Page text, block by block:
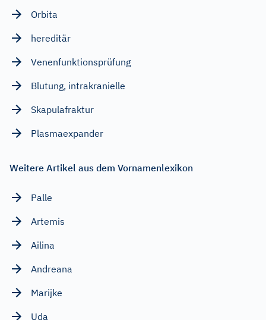
Orbita
hereditär
Venenfunktionsprüfung
Blutung, intrakranielle
Skapulafraktur
Plasmaexpander
Weitere Artikel aus dem Vornamenlexikon
Palle
Artemis
Ailina
Andreana
Marijke
Uda